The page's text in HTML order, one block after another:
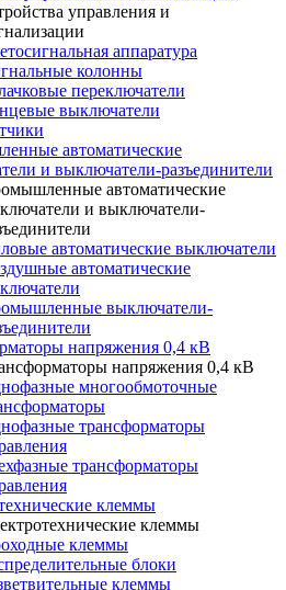
управления и
аппаратура
колонны
переключатели
выключатели
автоматические
и выключатели-разъединители
автоматические
и выключатели-
автоматические выключатели
автоматические
выключатели-
напряжения 0,4 кВ
напряжения 0,4 кВ
многообмоточные
трансформаторы
трансформаторы
клеммы
клеммы
клеммы
блоки
клеммы